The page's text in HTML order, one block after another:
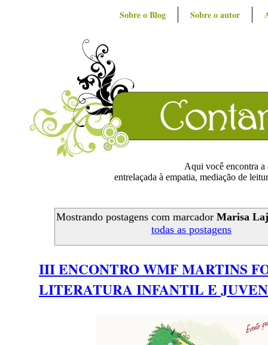
Sobre o Blog Sobre o autor
Aqui você encontra
entrelaçada à empatia, mediação de
Mostrando postagens com marcador Marisa
todas as postagens
III ENCONTRO WMF MARTINS
LITERATURA INFANTIL E